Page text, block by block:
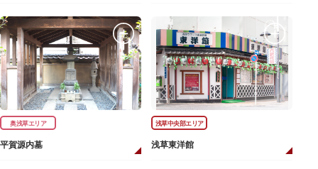
奥浅草エリア
平賀源内墓
浅草中央部エリア
浅草東洋館